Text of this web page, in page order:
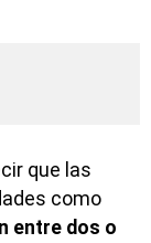
que las
como
entre dos o